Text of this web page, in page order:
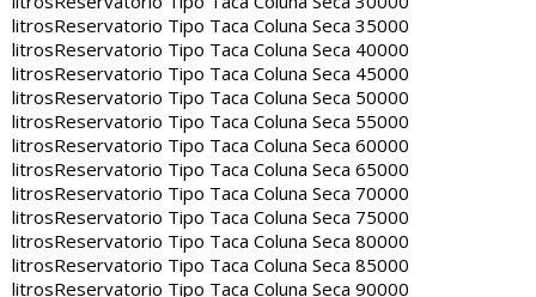
litrosReservatorio Tipo Taca Coluna Seca 35000
litrosReservatorio Tipo Taca Coluna Seca 40000
litrosReservatorio Tipo Taca Coluna Seca 45000
litrosReservatorio Tipo Taca Coluna Seca 50000
litrosReservatorio Tipo Taca Coluna Seca 55000
litrosReservatorio Tipo Taca Coluna Seca 60000
litrosReservatorio Tipo Taca Coluna Seca 65000
litrosReservatorio Tipo Taca Coluna Seca 70000
litrosReservatorio Tipo Taca Coluna Seca 75000
litrosReservatorio Tipo Taca Coluna Seca 80000
litrosReservatorio Tipo Taca Coluna Seca 85000
litrosReservatorio Tipo Taca Coluna Seca 90000